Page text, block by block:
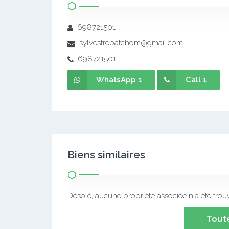
698721501
sylvestrebatchom@gmail.com
698721501
WhatsApp 1 Call 1
Biens similaires
Désolé, aucune propriété associée n'a été